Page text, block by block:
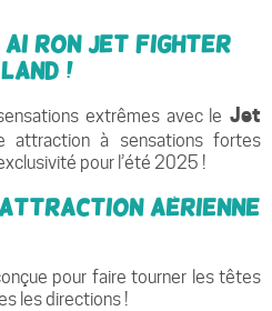
RON Jet Fighter
!
extrêmes avec le Jet
attraction à sensations fortes
pour l’été 2025 !
attraction aérienne
pour faire tourner les têtes
les directions !